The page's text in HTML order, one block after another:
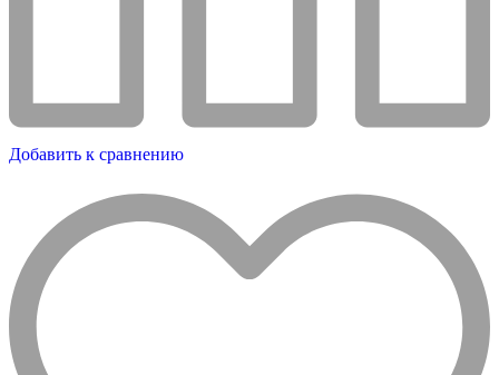
Добавить к сравнению